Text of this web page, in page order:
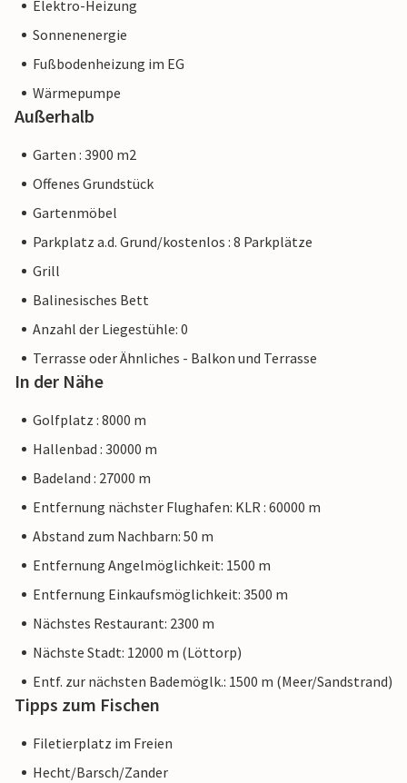
Elektro-Heizung
Sonnenenergie
Fußbodenheizung im EG
Wärmepumpe
Außerhalb
Garten : 3900 m2
Offenes Grundstück
Gartenmöbel
Parkplatz a.d. Grund/kostenlos : 8 Parkplätze
Grill
Balinesisches Bett
Anzahl der Liegestühle: 0
Terrasse oder Ähnliches - Balkon und Terrasse
In der Nähe
Golfplatz : 8000 m
Hallenbad : 30000 m
Badeland : 27000 m
Entfernung nächster Flughafen: KLR : 60000 m
Abstand zum Nachbarn: 50 m
Entfernung Angelmöglichkeit: 1500 m
Entfernung Einkaufsmöglichkeit: 3500 m
Nächstes Restaurant: 2300 m
Nächste Stadt: 12000 m (Löttorp)
Entf. zur nächsten Bademöglk.: 1500 m (Meer/Sandstrand)
Tipps zum Fischen
Filetierplatz im Freien
Hecht/Barsch/Zander